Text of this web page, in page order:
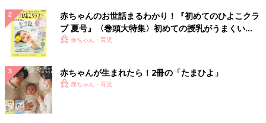
赤ちゃんのお世話まるわかり！『初めてのひよこクラ
ブ 夏号』〈巻頭大特集〉初めての授乳がうまくい
く！ おっぱい・ミルクの基本と夏のトラブル 解決テ
赤ちゃん・育児
赤ちゃんが生まれたら！2冊の「たまひよ」
赤ちゃん・育児